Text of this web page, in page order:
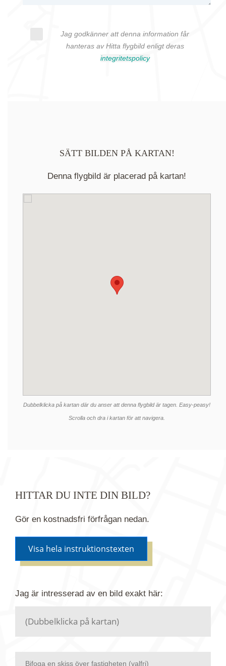
Jag godkänner att denna information får
hanteras av Hitta flygbild enligt deras
integritetspolicy
SÄTT BILDEN PÅ KARTAN!
Denna flygbild är placerad på kartan!
Dubbelklicka på kartan där du anser att denna flygbild är tagen. Easy-peasy!
Scrolla och dra i kartan för att navigera.
HITTAR DU INTE DIN BILD?
Gör en kostnadsfri förfrågan nedan.
Visa hela instruktionstexten
förfrågan. Vi har flera miljoner bilder i vårt arkiv
Jag är intresserad av en bild exakt här:
Bifoga en skiss över fastigheten (valfri)